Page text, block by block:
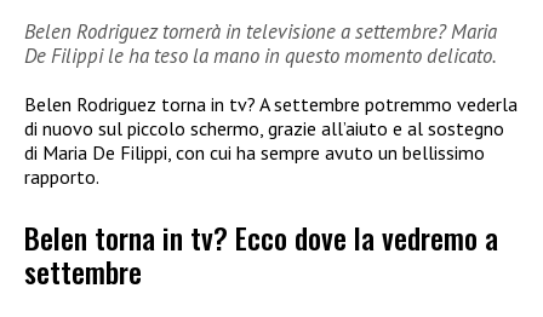
Belen Rodriguez tornerà in televisione a settembre? Maria
De Filippi le ha teso la mano in questo momento delicato.
Belen Rodriguez torna in tv? A settembre potremmo vederla
di nuovo sul piccolo schermo, grazie all’aiuto e al sostegno
di Maria De Filippi, con cui ha sempre avuto un bellissimo
rapporto.
Belen torna in tv? Ecco dove la vedremo a
settembre